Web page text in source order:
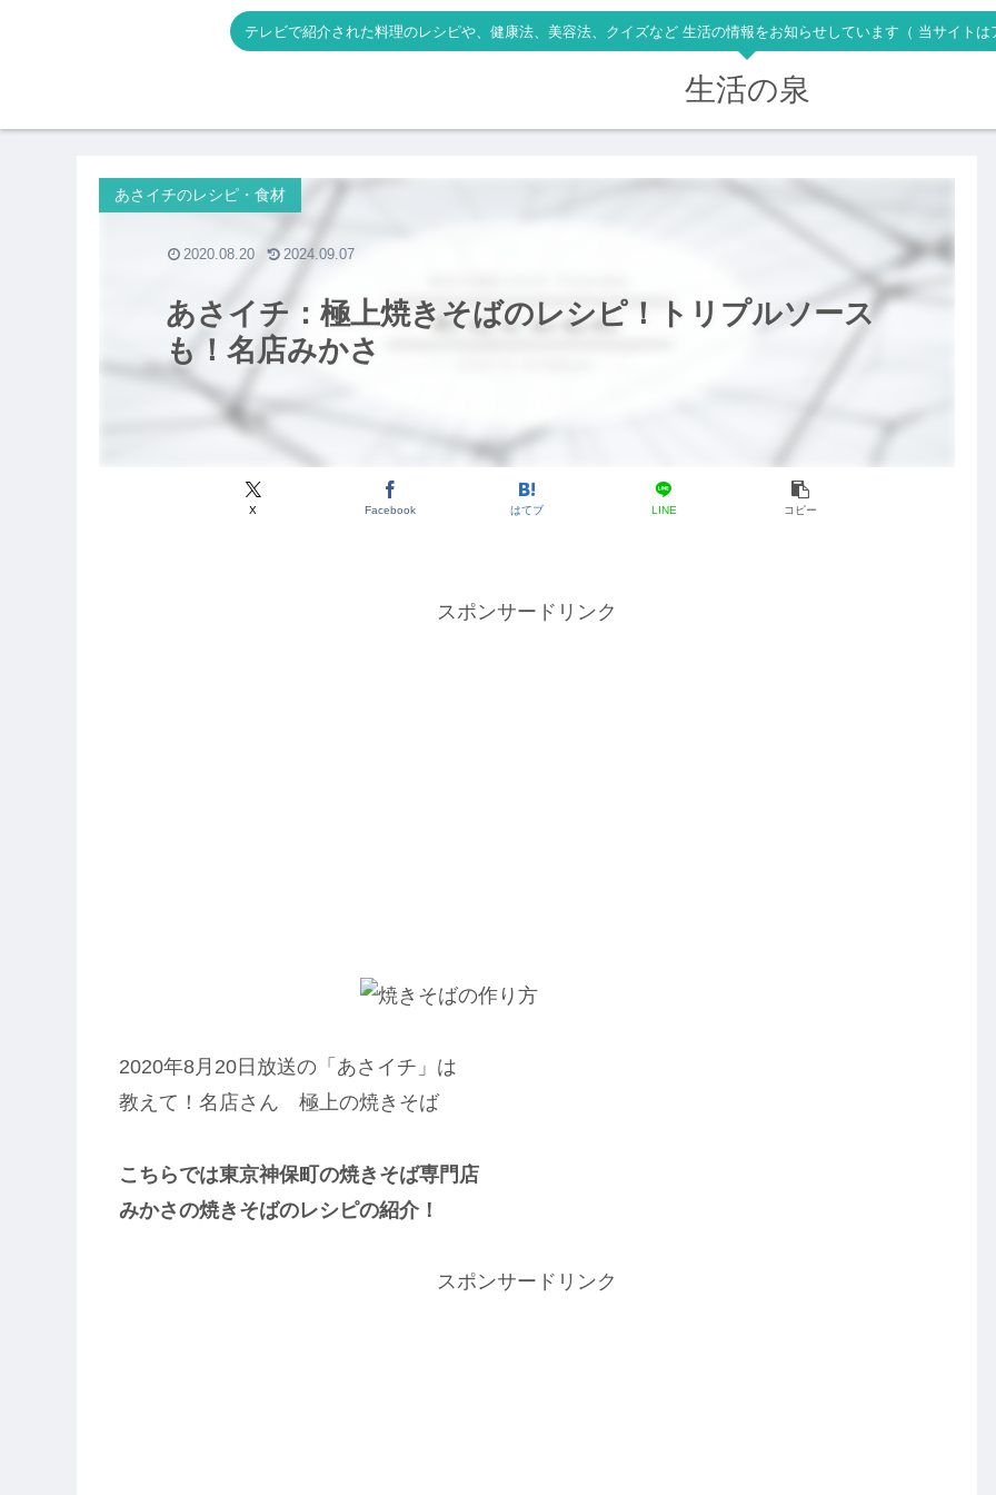
テレビで紹介された料理のレシピや、健康法、美容法、クイズなど 生活の情報をお知らせしています（ 当サイトは
生活の泉
あさイチ：極上焼きそばのレシピ！トリプルソース
も！名店みかさ
あさイチのレシピ・食材
X Facebook はてブ LINE コピー
2020.08.20 2024.09.07
スポンサードリンク
2020年8月20日放送の「あさイチ」は
教えて！名店さん 極上の焼きそば
こちらでは東京神保町の焼きそば専門店
みかさの焼きそばのレシピの紹介！
スポンサードリンク